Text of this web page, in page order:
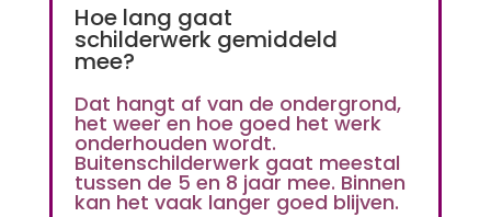
Hoe lang gaat
schilderwerk gemiddeld
mee?
Dat hangt af van de ondergrond,
het weer en hoe goed het werk
onderhouden wordt.
Buitenschilderwerk gaat meestal
tussen de 5 en 8 jaar mee. Binnen
kan het vaak langer goed blijven.